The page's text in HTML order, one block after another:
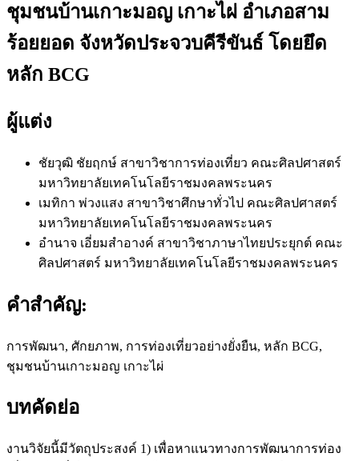
ชุมชนบ้านเกาะมอญ เกาะไผ่ อำเภอสาม
ร้อยยอด จังหวัดประจวบคีรีขันธ์ โดยยึด
หลัก BCG
ผู้แต่ง
ชัยวุฒิ ชัยฤกษ์ สาขาวิชาการท่องเที่ยว คณะศิลปศาสตร์
มหาวิทยาลัยเทคโนโลยีราชมงคลพระนคร
เมทิกา พ่วงแสง สาขาวิชาศึกษาทั่วไป คณะศิลปศาสตร์
มหาวิทยาลัยเทคโนโลยีราชมงคลพระนคร
อำนาจ เอี่ยมสำอางค์ สาขาวิชาภาษาไทยประยุกต์ คณะ
ศิลปศาสตร์ มหาวิทยาลัยเทคโนโลยีราชมงคลพระนคร
คำสำคัญ:
การพัฒนา, ศักยภาพ, การท่องเที่ยวอย่างยั่งยืน, หลัก BCG,
ชุมชนบ้านเกาะมอญ เกาะไผ่
บทคัดย่อ
งานวิจัยนี้มีวัตถุประสงค์ 1) เพื่อหาแนวทางการพัฒนาการท่อง